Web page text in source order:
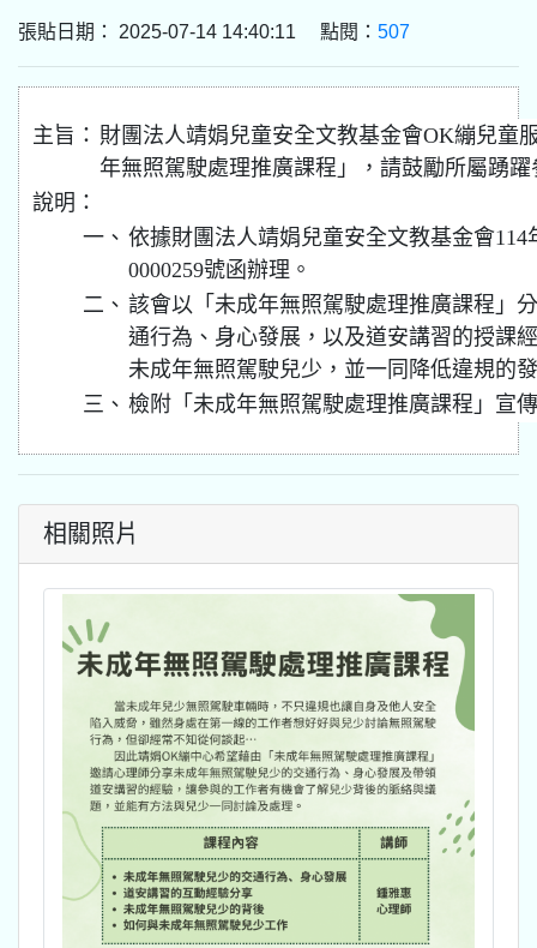
張貼日期： 2025-07-14 14:40:11 點閱： 507
主旨： 財團法人靖娟兒童安全文教基金會OK繃兒童
年無照駕駛處理推廣課程」，請鼓勵所屬踴
說明：
一、 依據財團法人靖娟兒童安全文教基金會114
0000259號函辦理。
二、 該會以「未成年無照駕駛處理推廣課程」
通行為、身心發展，以及道安講習的授課
未成年無照駕駛兒少，並一同降低違規的
三、 檢附「未成年無照駕駛處理推廣課程」宣
相關照片